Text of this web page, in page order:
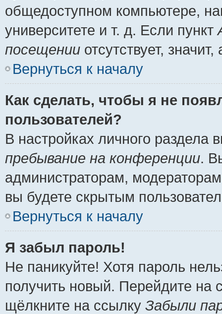
общедоступном компьютере,
университете и т. д. Если пункт
посещении отсутствует,
Вернуться к началу
Как сделать, чтобы я не
пользователей?
В настройках личного
пребывание на конференции.
администраторам,
вы будете скрытым
Вернуться к началу
Я забыл пароль!
Не паникуйте! Хотя пароль
получить новый. Перейдите на
щёлкните на ссылку Забыли